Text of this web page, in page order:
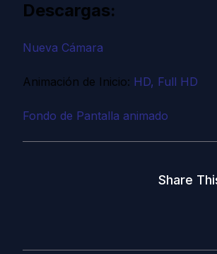
Descargas:
Nueva Cámara
Animación de Inicio: HD, Full HD
Fondo de Pantalla animado
Share